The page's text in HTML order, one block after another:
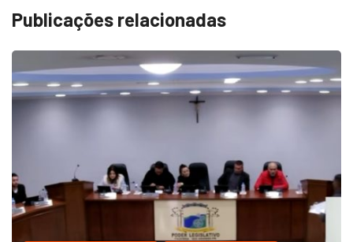
Publicações relacionadas